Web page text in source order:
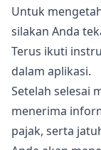
Untuk
silakan Anda
Terus ikuti
dalam aplikasi.
Setelah selesai
menerima
pajak, serta